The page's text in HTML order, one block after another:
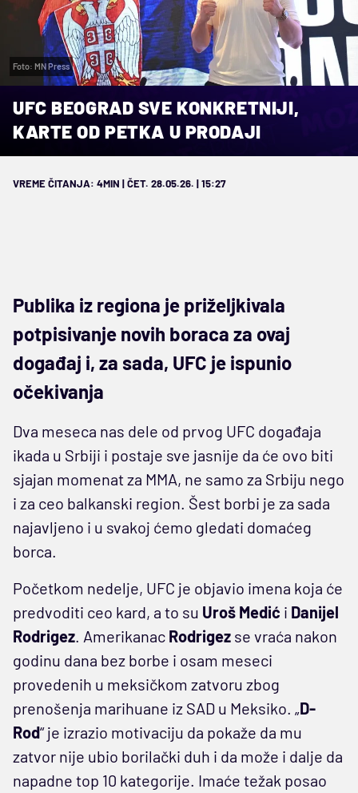
Foto: MN Press
UFC BEOGRAD SVE KONKRETNIJI,
KARTE OD PETKA U PRODAJI
VREME ČITANJA: 4MIN | ČET. 28.05.26. | 15:27
Publika iz regiona je priželjkivala
potpisivanje novih boraca za ovaj
događaj i, za sada, UFC je ispunio
očekivanja
Dva meseca nas dele od prvog UFC događaja
ikada u Srbiji i postaje sve jasnije da će ovo biti
sjajan momenat za MMA, ne samo za Srbiju nego
i za ceo balkanski region. Šest borbi je za sada
najavljeno i u svakoj ćemo gledati domaćeg
borca.
Početkom nedelje, UFC je objavio imena koja će
predvoditi ceo kard, a to su Uroš Medić i Danijel
Rodrigez. Amerikanac Rodrigez se vraća nakon
godinu dana bez borbe i osam meseci
provedenih u meksičkom zatvoru zbog
prenošenja marihuane iz SAD u Meksiko. „D-
Rod“ je izrazio motivaciju da pokaže da mu
zatvor nije ubio borilački duh i da može i dalje da
napadne top 10 kategorije. Imaće težak posao